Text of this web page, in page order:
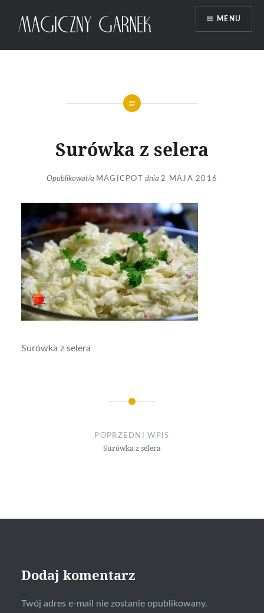
Magiczny Garnek
MENU
Surówka z selera
Opublikował/a MAGICPOT dnia 2 MAJA 2016
Surówka z selera
POPRZEDNI WPIS
Surówka z selera
Dodaj komentarz
Twój adres e-mail nie zostanie opublikowany.